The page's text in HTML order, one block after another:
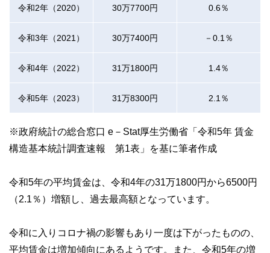
令和2年（2020） 30万7700円 0.6％
令和3年（2021） 30万7400円 －0.1％
令和4年（2022） 31万1800円 1.4％
令和5年（2023） 31万8300円 2.1％
※政府統計の総合窓口 e－Stat厚生労働省「令和5年 賃金
構造基本統計調査速報 第1表」を基に筆者作成
令和5年の平均賃金は、令和4年の31万1800円から6500円
（2.1％）増額し、過去最高額となっています。
令和に入りコロナ禍の影響もあり一度は下がったものの、
平均賃金は増加傾向にあるようです。また、令和5年の増